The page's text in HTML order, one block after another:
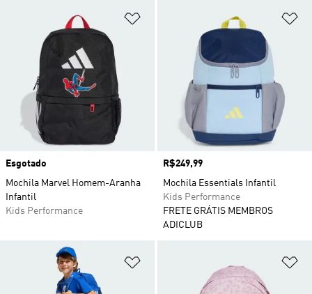
Adicionar à Lista de Desejos
Esgotado
Mochila Marvel Homem-Aranha
Infantil
Kids Performance
Preço
R$249,99
Mochila Essentials Infantil
Kids Performance
FRETE GRÁTIS MEMBROS
ADICLUB